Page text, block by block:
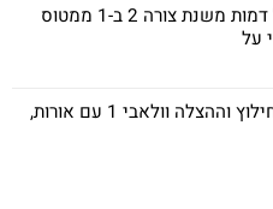
סופר ווינגס – קריסטל דמות משנת צורה 2 ב-1 ממטוס
סמי הכבאי – מסוק החילוץ וההצלה וולאבי 1 עם אורות,